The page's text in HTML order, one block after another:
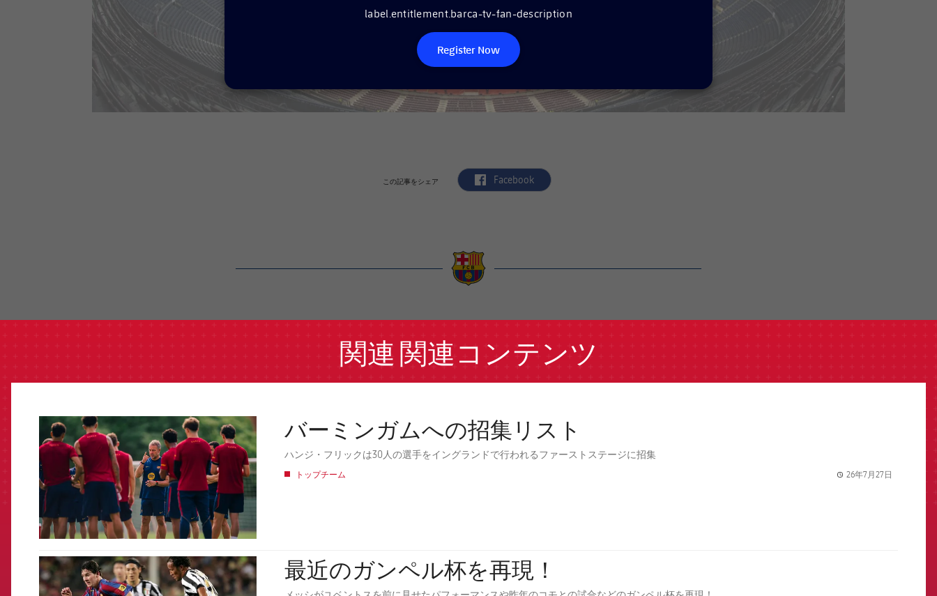
label.entitlement.barca-tv-fan-description
Register Now
この記事をシェア label.aria.facebook
Facebook
関連 関連コンテンツ
FCB Barcelona badge バーミンガムへの招集リスト
ハンジ・フリックは30人の選手をイングランドで行われるファーストステージに招集
トップチーム 26年7月27日
FCB Barcelona badge 最近のガンペル杯を再現！